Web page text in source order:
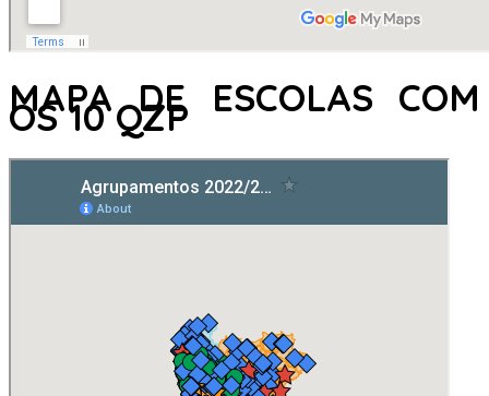
MAPA DE ESCOLAS COM
OS 10 QZP